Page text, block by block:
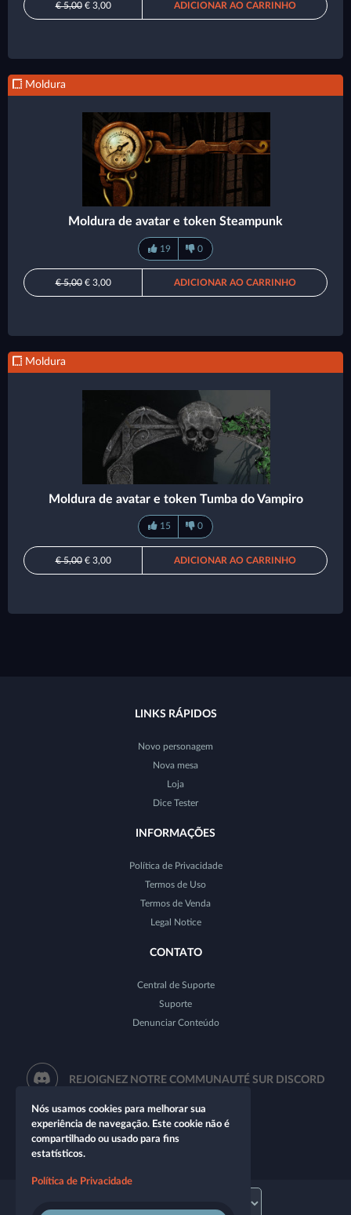
€ 5,00€ 3,00 ADICIONAR AO CARRINHO
Moldura
Moldura de avatar e token Steampunk
19 0
€ 5,00€ 3,00 ADICIONAR AO CARRINHO
Moldura
Moldura de avatar e token Tumba do Vampiro
15 0
€ 5,00€ 3,00 ADICIONAR AO CARRINHO
LINKS RÁPIDOS
Novo personagem
Nova mesa
Loja
Dice Tester
INFORMAÇÕES
Política de Privacidade
Termos de Uso
Termos de Venda
Legal Notice
CONTATO
Central de Suporte
Suporte
Denunciar Conteúdo
REJOIGNEZ NOTRE COMMUNAUTÉ SUR DISCORD
Nós usamos cookies para melhorar sua
experiência de navegação. Este cookie não é
compartilhado ou usado para fins
estatísticos.
Política de Privacidade